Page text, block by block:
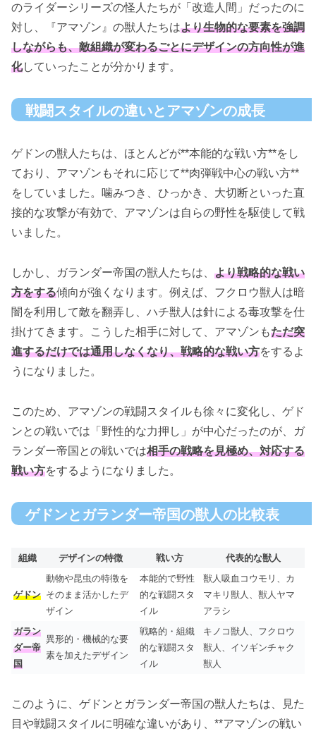
のライダーシリーズの怪人たちが「改造人間」だったのに
対し、『アマゾン』の獣人たちはより生物的な要素を強調
しながらも、敵組織が変わるごとにデザインの方向性が進
化していったことが分かります。
戦闘スタイルの違いとアマゾンの成長
ゲドンの獣人たちは、ほとんどが**本能的な戦い方**をし
ており、アマゾンもそれに応じて**肉弾戦中心の戦い方**
をしていました。噛みつき、ひっかき、大切断といった直
接的な攻撃が有効で、アマゾンは自らの野性を駆使して戦
いました。
しかし、ガランダー帝国の獣人たちは、 より戦略的な戦い
方をする傾向が強くなります。例えば、フクロウ獣人は暗
闇を利用して敵を翻弄し、ハチ獣人は針による毒攻撃を仕
掛けてきます。こうした相手に対して、アマゾンもただ突
進するだけでは通用しなくなり、戦略的な戦い方をするよ
うになりました。
このため、アマゾンの戦闘スタイルも徐々に変化し、ゲド
ンとの戦いでは「野性的な力押し」が中心だったのが、ガ
ランダー帝国との戦いでは相手の戦略を見極め、対応する
戦い方をするようになりました。
ゲドンとガランダー帝国の獣人の比較表
組織 デザインの特徴 戦い方 代表的な獣人
ゲドン
動物や昆虫の特徴を
そのまま活かしたデ
ザイン
本能的で野性
的な戦闘スタ
イル
獣人吸血コウモリ、カ
マキリ獣人、獣人ヤマ
アラシ
ガラン
ダー帝
国
異形的・機械的な要
素を加えたデザイン
戦略的・組織
的な戦闘スタ
イル
キノコ獣人、フクロウ
獣人、イソギンチャク
獣人
このように、ゲドンとガランダー帝国の獣人たちは、見た
目や戦闘スタイルに明確な違いがあり、**アマゾンの戦い